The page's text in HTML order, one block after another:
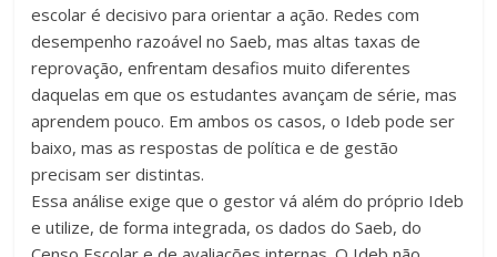
escolar é decisivo para orientar a ação. Redes com
desempenho razoável no Saeb, mas altas taxas de
reprovação, enfrentam desafios muito diferentes
daquelas em que os estudantes avançam de série, mas
aprendem pouco. Em ambos os casos, o Ideb pode ser
baixo, mas as respostas de política e de gestão
precisam ser distintas.
Essa análise exige que o gestor vá além do próprio Ideb
e utilize, de forma integrada, os dados do Saeb, do